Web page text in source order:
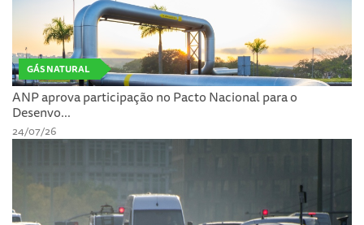
GÁS NATURAL
ANP aprova participação no Pacto Nacional para o
Desenvo...
24/07/26